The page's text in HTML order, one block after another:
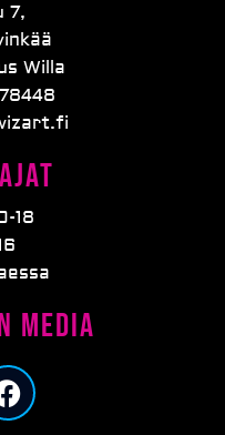
7,
Willa
18
media
F
a